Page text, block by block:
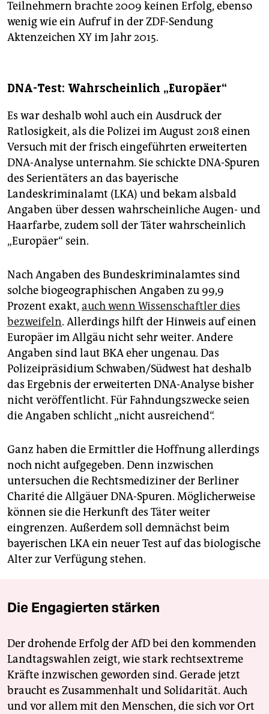
Teilnehmern brachte 2009 keinen Erfolg, ebenso
wenig wie ein Aufruf in der ZDF-Sendung
Aktenzeichen XY im Jahr 2015.
DNA-Test: Wahrscheinlich „Europäer“
Es war deshalb wohl auch ein Ausdruck der
Ratlosigkeit, als die Polizei im August 2018 einen
Versuch mit der frisch eingeführten erweiterten
DNA-Analyse unternahm. Sie schickte DNA-Spuren
des Serientäters an das bayerische
Landeskriminalamt (LKA) und bekam alsbald
Angaben über dessen wahrscheinliche Augen- und
Haarfarbe, zudem soll der Täter wahrscheinlich
„Europäer“ sein.
Nach Angaben des Bundeskriminalamtes sind
solche biogeographischen Angaben zu 99,9
Prozent exakt, auch wenn Wissenschaftler dies
bezweifeln. Allerdings hilft der Hinweis auf einen
Europäer im Allgäu nicht sehr weiter. Andere
Angaben sind laut BKA eher ungenau. Das
Polizeipräsidium Schwaben/Südwest hat deshalb
das Ergebnis der erweiterten DNA-Analyse bisher
nicht veröffentlicht. Für Fahndungszwecke seien
die Angaben schlicht „nicht ausreichend“.
Ganz haben die Ermittler die Hoffnung allerdings
noch nicht aufgegeben. Denn inzwischen
untersuchen die Rechtsmediziner der Berliner
Charité die Allgäuer DNA-Spuren. Möglicherweise
können sie die Herkunft des Täter weiter
eingrenzen. Außerdem soll demnächst beim
bayerischen LKA ein neuer Test auf das biologische
Alter zur Verfügung stehen.
Die Engagierten stärken
Der drohende Erfolg der AfD bei den kommenden
Landtagswahlen zeigt, wie stark rechtsextreme
Kräfte inzwischen geworden sind. Gerade jetzt
braucht es Zusammenhalt und Solidarität. Auch
und vor allem mit den Menschen, die sich vor Ort